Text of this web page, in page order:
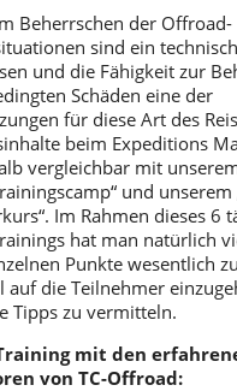
Beherrschen der Offroad-
sind ein
und die Fähigkeit zur
Schäden eine der
für diese Art des
beim Expeditions
vergleichbar mit
und unserem
Im Rahmen dieses 6
hat man natürlich
Punkte wesentlich
auf die Teilnehmer
Tipps zu vermitteln.
mit den
von TC-Offroad: